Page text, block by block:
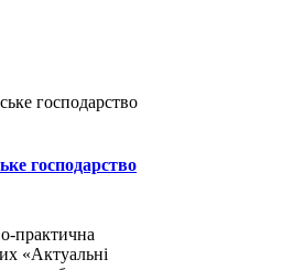
господарство